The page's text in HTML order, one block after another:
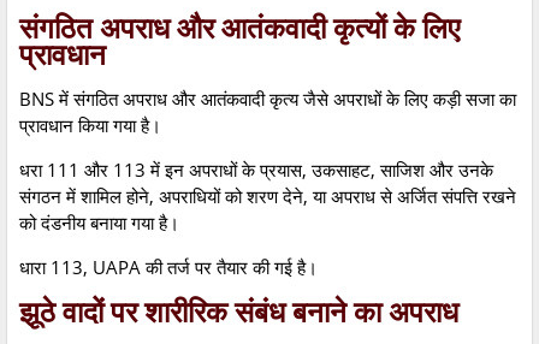
संगठित अपराध और आतंकवादी कृत्यों के लिए
प्रावधान
BNS में संगठित अपराध और आतंकवादी कृत्य जैसे अपराधों के लिए कड़ी सजा का
प्रावधान किया गया है।
धरा 111 और 113 में इन अपराधों के प्रयास, उकसाहट, साजिश और उनके
संगठन में शामिल होने, अपराधियों को शरण देने, या अपराध से अर्जित संपत्ति रखने
को दंडनीय बनाया गया है।
धारा 113, UAPA की तर्ज पर तैयार की गई है।
झूठे वादों पर शारीरिक संबंध बनाने का अपराध